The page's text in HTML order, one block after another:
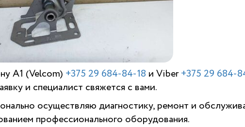
A1 (Velcom) +375 29 684-84-18 и Viber+375 29 684-
и специалист свяжется с вами.
осуществляю диагностику, ремонт и
профессионального оборудования.